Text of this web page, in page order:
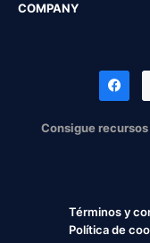
COMPANY
Consigue
Términos y
Política de